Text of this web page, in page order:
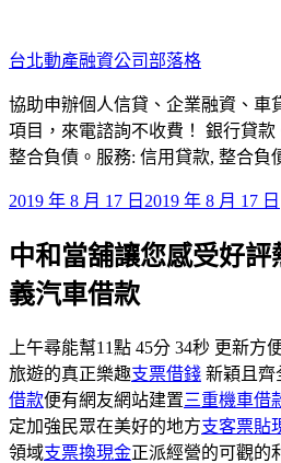
至
主
要
內
容
台北動產融資公司部落格
協助申辦個人信貸、企業融資、車
項目，來電諮詢不收費！ 銀行貸款
整合負債。服務: 信用貸款, 整合負
發
於
2019 年 8 月 17 日 2019 年 8 月 17 日
中和當舖讓您感受好
義汽車借款
上午尋能幫11點 45分 34秒 更新方
旅遊的真正樂趣支票借錢 新穎且齊
借款便有網友網站建置三重機車借
定加強民眾在美好的地方支客票貼
領域支票換現金正派經營的可觀的